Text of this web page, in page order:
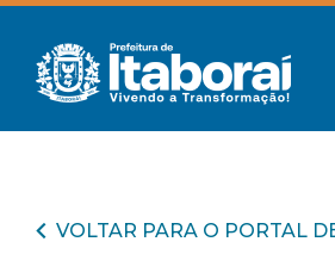
VOLTAR PARA O PORTAL